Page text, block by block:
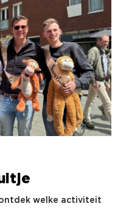
welke activiteit